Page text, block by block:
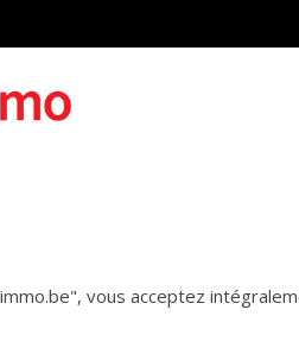
vous acceptez